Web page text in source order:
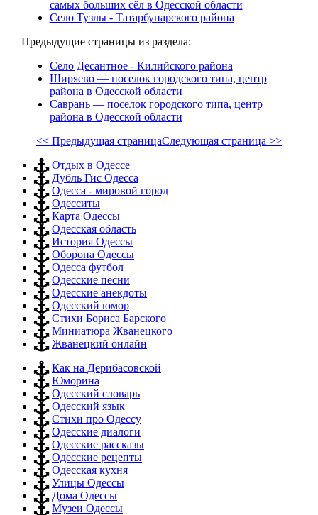
самых больших сёл в Одесской области
Село Тузлы - Татарбунарского района
Предыдущие страницы из раздела:
Село Десантное - Килийского района
Ширяево — поселок городского типа, центр
района в Одесской области
Саврань — поселок городского типа, центр
района в Одесской области
<< Предыдущая страницаСледующая страница >>
Отдых в Одессе
Дубль Гис Одесса
Одесса - мировой город
Одесситы
Карта Одессы
Одесская область
История Одессы
Оборона Одессы
Одесса футбол
Одесские песни
Одесские анекдоты
Одесский юмор
Стихи Бориса Барского
Миниатюра Жванецкого
Жванецкий онлайн
Как на Дерибасовской
Юморина
Одесский словарь
Одесский язык
Стихи про Одессу
Одесские диалоги
Одесские рассказы
Одесские рецепты
Одесская кухня
Улицы Одессы
Дома Одессы
Музеи Одессы